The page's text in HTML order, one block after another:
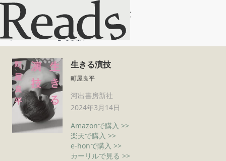
生きる演技
ホーム 生きる演技
生きる演技
町屋良平
河出書房新社
2024年3月14日
Amazonで購入 >>
楽天で購入 >>
e-honで購入 >>
カーリルで見る >>